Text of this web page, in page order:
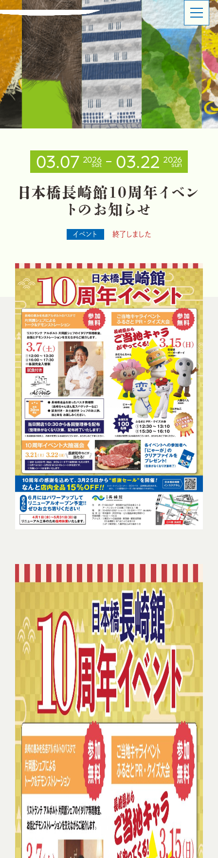
ABOUT
日本橋長崎館とは
SHOP OVERVIEW
ショップ概要
LATEST NEWS
お知らせ
LATEST EVENTS
イベント情報
PRODUCT INFORMATION
商品情報
CONTACT
お問い合わせ
イベントスペースのご利用について
プライバシーポリシー
03.07 2026
sat 03.22 2026
sun
日 本橋長崎館1 0 周年イ ベ ン
ト の お知 ら せ
イベント 終了しました